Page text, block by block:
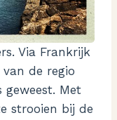
Via Frankrijk
de regio
Met
strooien bij de